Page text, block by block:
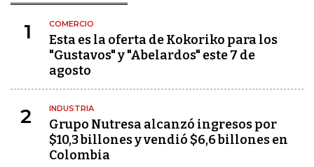
1 COMERCIO
Esta es la oferta de Kokoriko para los
"Gustavos" y "Abelardos" este 7 de
agosto
2 INDUSTRIA
Grupo Nutresa alcanzó ingresos por
$10,3 billones y vendió $6,6 billones en
Colombia